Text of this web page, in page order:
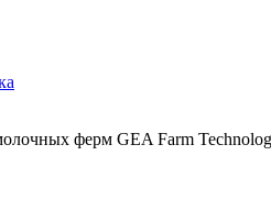
ферм GEA Farm